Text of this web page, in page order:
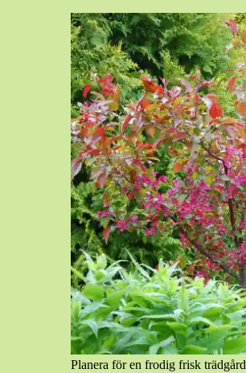
Planera för en frodig frisk trädgård